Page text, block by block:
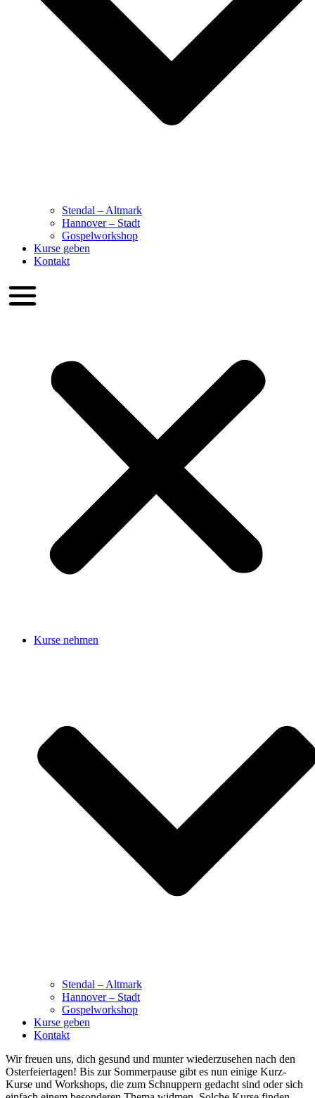
Stendal – Altmark
Hannover – Stadt
Gospelworkshop
Kurse geben
Kontakt
Kurse nehmen
Stendal – Altmark
Hannover – Stadt
Gospelworkshop
Kurse geben
Kontakt
Wir freuen uns, dich gesund und munter wiederzusehen nach den
Osterfeiertagen! Bis zur Sommerpause gibt es nun einige Kurz-
Kurse und Workshops, die zum Schnuppern gedacht sind oder sich